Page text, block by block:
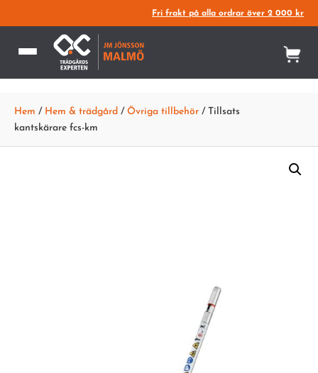
Fri frakt på alla ordrar över 2 000 kr
Hem / Hem & trädgård / Övriga tillbehör / Tillsats
kantskärare fcs-km